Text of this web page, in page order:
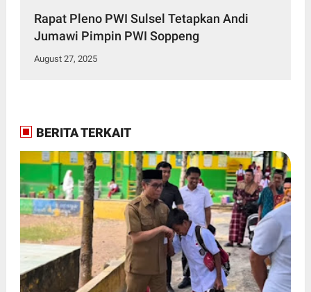
Rapat Pleno PWI Sulsel Tetapkan Andi
Jumawi Pimpin PWI Soppeng
August 27, 2025
BERITA TERKAIT